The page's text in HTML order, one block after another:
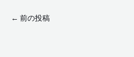
← 前の投稿